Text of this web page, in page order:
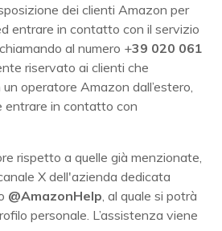
dei clienti Amazon per
entrare in contatto con il servizio
al numero +39 020 061
riservato ai clienti che
operatore Amazon dall’estero,
entrare in contatto con
rispetto a quelle già menzionate,
X dell'azienda dedicata
@AmazonHelp , al quale si potrà
personale. L’assistenza viene